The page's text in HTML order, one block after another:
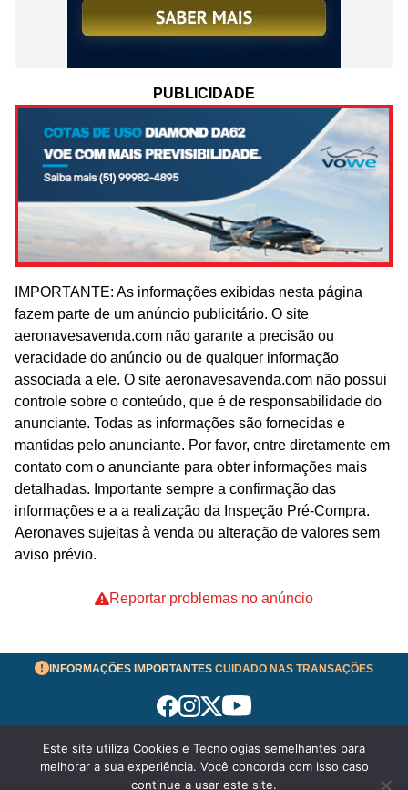
PUBLICIDADE
IMPORTANTE: As informações exibidas nesta página
fazem parte de um anúncio publicitário. O site
aeronavesavenda.com não garante a precisão ou
veracidade do anúncio ou de qualquer informação
associada a ele. O site aeronavesavenda.com não possui
controle sobre o conteúdo, que é de responsabilidade do
anunciante. Todas as informações são fornecidas e
mantidas pelo anunciante. Por favor, entre diretamente em
contato com o anunciante para obter informações mais
detalhadas. Importante sempre a confirmação das
informações e a a realização da Inspeção Pré-Compra.
Aeronaves sujeitas à venda ou alteração de valores sem
aviso prévio.
Reportar problemas no anúncio
INFORMAÇÕES IMPORTANTES CUIDADO NAS TRANSAÇÕES
Termos de Uso
© 2026 aeronavesavenda.com | Todos os Direitos
Este site utiliza Cookies e Tecnologias semelhantes para
melhorar a sua experiência. Você concorda com isso caso
continue a usar este site.